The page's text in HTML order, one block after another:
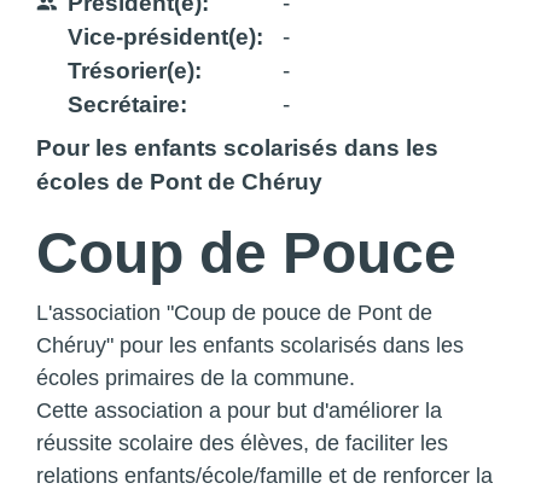
Vice-président(e):
Trésorier(e):
Secrétaire:
-
-
-
Pour les enfants scolarisés dans les
écoles de Pont de Chéruy
Coup de Pouce
L'association "Coup de pouce de Pont de
Chéruy" pour les enfants scolarisés dans les
écoles primaires de la commune.
Cette association a pour but d'améliorer la
réussite scolaire des élèves, de faciliter les
relations enfants/école/famille et de renforcer la